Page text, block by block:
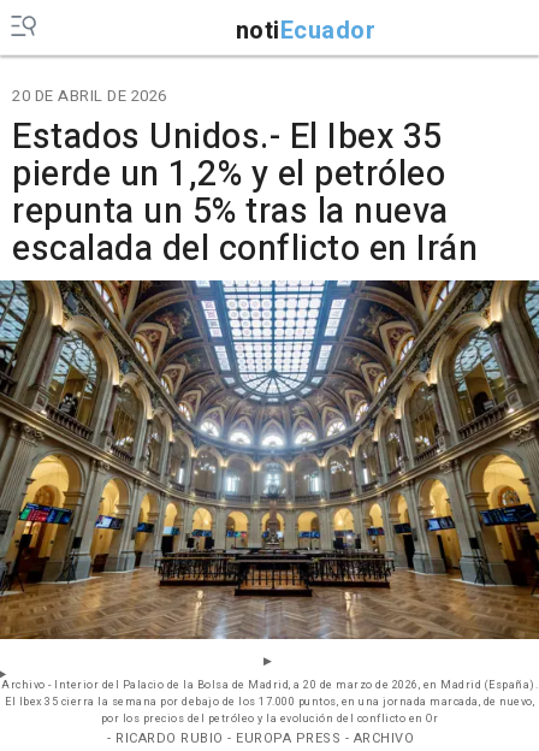
notiEcuador
20 DE ABRIL DE 2026
Estados Unidos.- El Ibex 35
pierde un 1,2% y el petróleo
repunta un 5% tras la nueva
escalada del conflicto en Irán
Archivo - Interior del Palacio de la Bolsa de Madrid, a 20 de marzo de 2026, en Madrid (España).
El Ibex 35 cierra la semana por debajo de los 17.000 puntos, en una jornada marcada, de nuevo,
por los precios del petróleo y la evolución del conflicto en Or
- RICARDO RUBIO - EUROPA PRESS - ARCHIVO